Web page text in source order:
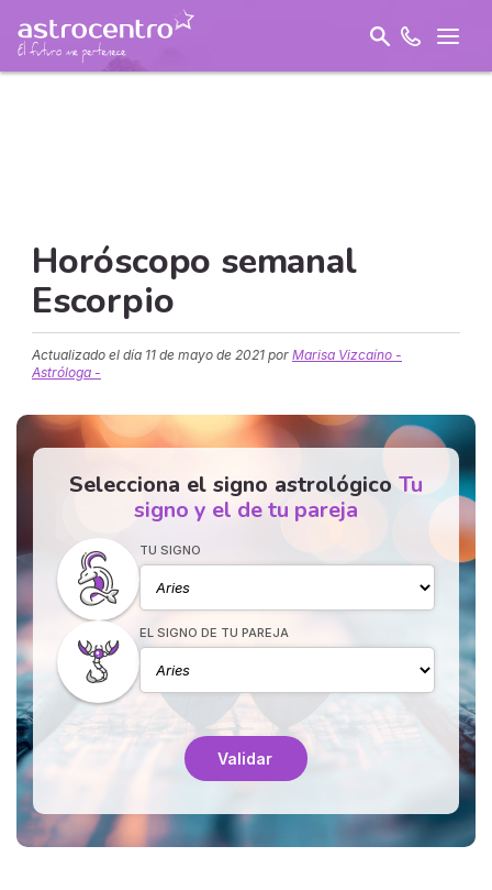
Horóscopo semanal
Escorpio
Actualizado el día 11 de mayo de 2021 por Marisa Vizcaíno -
Astróloga -
Selecciona el signo astrológico Tu
signo y el de tu pareja
TU SIGNO
EL SIGNO DE TU PAREJA
Validar